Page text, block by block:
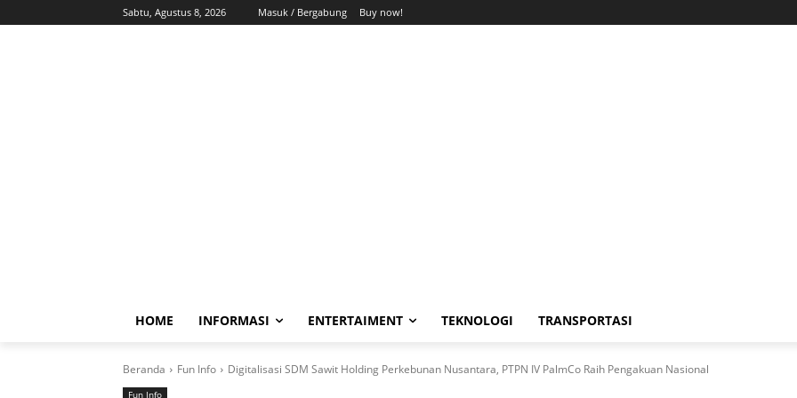
Sabtu, Agustus 8, 2026 Masuk / Bergabung Buy now!
HOME INFORMASI ENTERTAIMENT TEKNOLOGI TRANSPORTASI
Beranda Fun Info Digitalisasi SDM Sawit Holding Perkebunan Nusantara, PTPN IV PalmCo Raih Pengakuan Nasional
Fun Info